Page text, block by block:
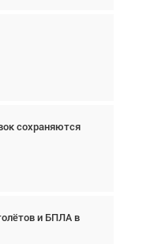
сохраняются
и БПЛА в
«Фотография
портит»
трафик
Подходите к